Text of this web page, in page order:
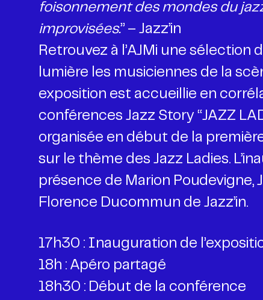
foisonnement des mondes du
improvisées.” – Jazz’in
Retrouvez à l’AJMi une
lumière les musiciennes de la
exposition est accueillie en
conférences Jazz Story “JAZZ
organisée en début de la
sur le thème des Jazz Ladies.
présence de Marion Poudevigne,
Florence Ducommun de Jazz’in.
17h30 : Inauguration de
18h : Apéro partagé
18h30 : Début de la conférence